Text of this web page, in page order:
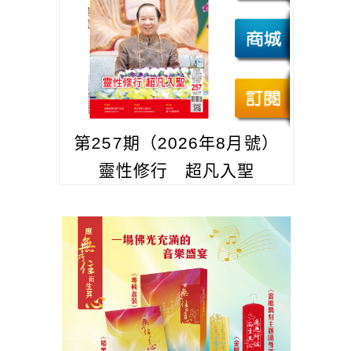
第257期（2026年8月號）
靈性修行 超凡入聖